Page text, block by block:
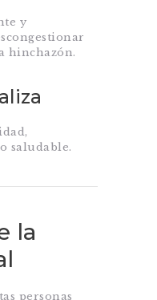
y
hinchazón.
saludable.
la
personas